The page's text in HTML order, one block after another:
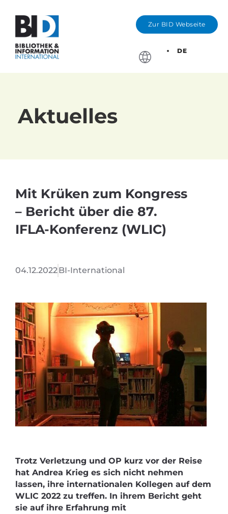
Zur BID Webseite
DE
Aktuelles
Mit Krüken zum Kongress
– Bericht über die 87.
IFLA-Konferenz (WLIC)
04.12.2022BI-International
Trotz Verletzung und OP kurz vor der Reise
hat Andrea Krieg es sich nicht nehmen
lassen, ihre internationalen Kollegen auf dem
WLIC 2022 zu treffen. In ihrem Bericht geht
sie auf ihre Erfahrung mit